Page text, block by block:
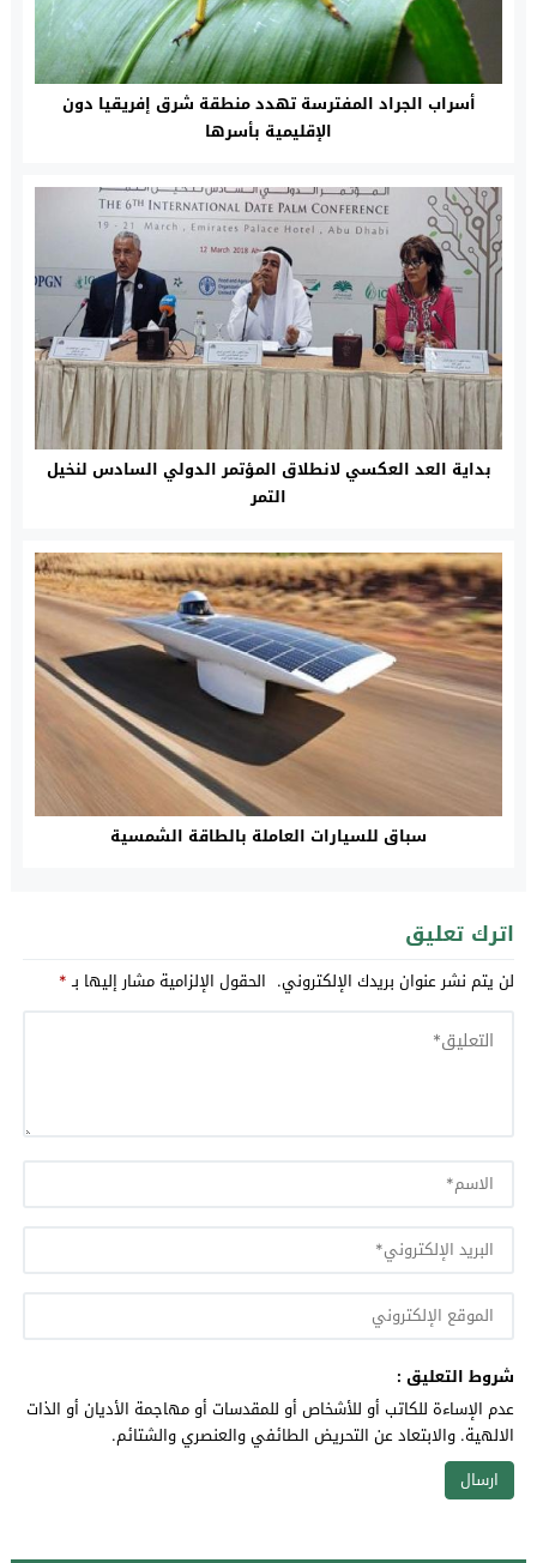
أسراب الجراد المفترسة تهدد منطقة شرق إفريقيا دون
الإقليمية بأسرها
بداية العد العكسي لانطلاق المؤتمر الدولي السادس لنخيل
التمر
سباق للسيارات العاملة بالطاقة الشمسية
اترك تعليق
لن يتم نشر عنوان بريدك الإلكتروني. الحقول الإلزامية مشار إليها بـ*
شروط التعليق :
عدم الإساءة للكاتب أو للأشخاص أو للمقدسات أو مهاجمة الأديان أو الذات
الالهية. والابتعاد عن التحريض الطائفي والعنصري والشتائم.